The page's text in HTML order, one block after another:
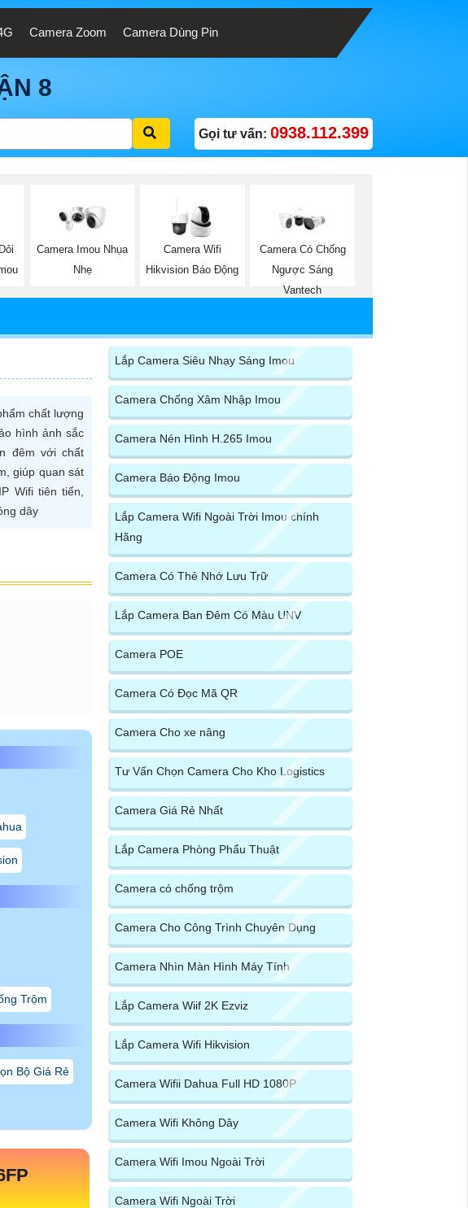
Camera Zoom Camera Dùng Pin
8
Gọi tư vấn: 0938.112.399
Camera Imou Nhụa
Nhẹ
Camera Wifi
Hikvision Báo Động
Camera Có Chống
Ngược Sáng
Vantech
chất lượng
hình ảnh sắc
đêm với chất
giúp quan sát
Wifi tiên tiến,
dây
Trộm
Bộ Giá Rẻ
Lắp Camera Siêu Nhạy Sáng Imou
Camera Chống Xâm Nhập Imou
Camera Nén Hình H.265 Imou
Camera Báo Động Imou
Lắp Camera Wifi Ngoài Trời Imou chính
Hãng
Camera Có Thẻ Nhớ Lưu Trữ
Lắp Camera Ban Đêm Có Màu UNV
Camera POE
Camera Có Đọc Mã QR
Camera Cho xe nâng
Tư Vấn Chọn Camera Cho Kho Logistics
Camera Giá Rẻ Nhất
Lắp Camera Phòng Phẩu Thuật
Camera có chống trộm
Camera Cho Công Trình Chuyên Dụng
Camera Nhìn Màn Hình Máy Tính
Lắp Camera Wiif 2K Ezviz
Lắp Camera Wifi Hikvision
Camera Wifii Dahua Full HD 1080P
Camera Wifi Không Dây
Camera Wifi Imou Ngoài Trời
Camera Wifi Ngoài Trời